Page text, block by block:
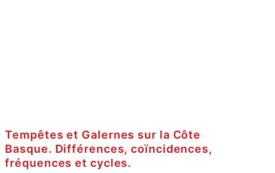
Tempêtes et Galernes sur la Côte
Basque. Différences, coïncidences,
fréquences et cycles.